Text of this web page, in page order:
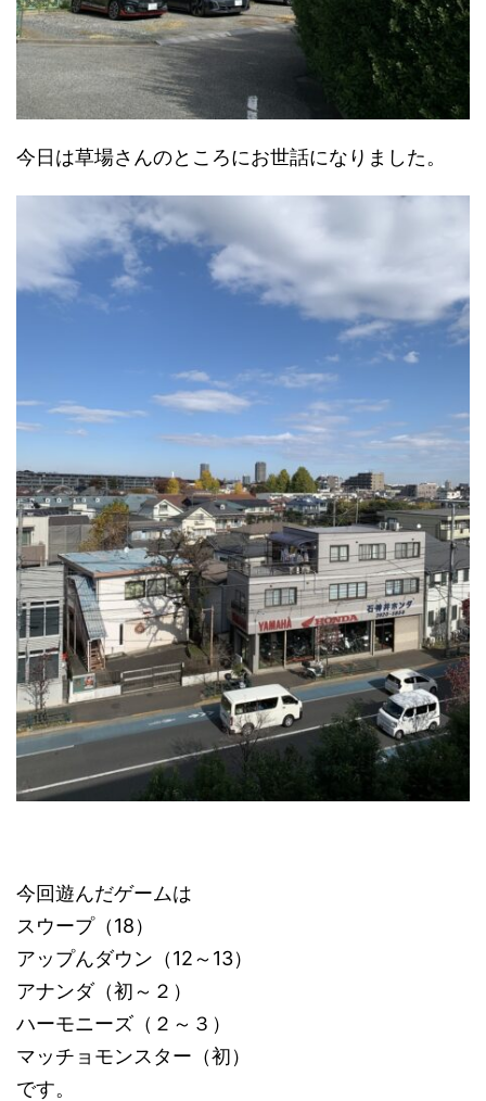
今日は草場さんのところにお世話になりました。
今回遊んだゲームは
スウープ（18）
アップんダウン（12～13）
アナンダ（初～２）
ハーモニーズ（２～３）
マッチョモンスター（初）
です。